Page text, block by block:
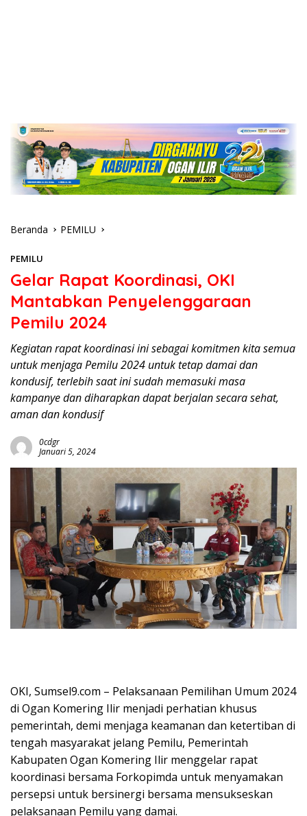
Beranda PEMILU
PEMILU
Gelar Rapat Koordinasi, OKI
Mantabkan Penyelenggaraan
Pemilu 2024
Kegiatan rapat koordinasi ini sebagai komitmen kita semua
untuk menjaga Pemilu 2024 untuk tetap damai dan
kondusif, terlebih saat ini sudah memasuki masa
kampanye dan diharapkan dapat berjalan secara sehat,
aman dan kondusif
0cdgr
Januari 5, 2024
OKI, Sumsel9.com – Pelaksanaan Pemilihan Umum 2024
di Ogan Komering Ilir menjadi perhatian khusus
pemerintah, demi menjaga keamanan dan ketertiban di
tengah masyarakat jelang Pemilu, Pemerintah
Kabupaten Ogan Komering Ilir menggelar rapat
koordinasi bersama Forkopimda untuk menyamakan
persepsi untuk bersinergi bersama mensukseskan
pelaksanaan Pemilu yang damai.